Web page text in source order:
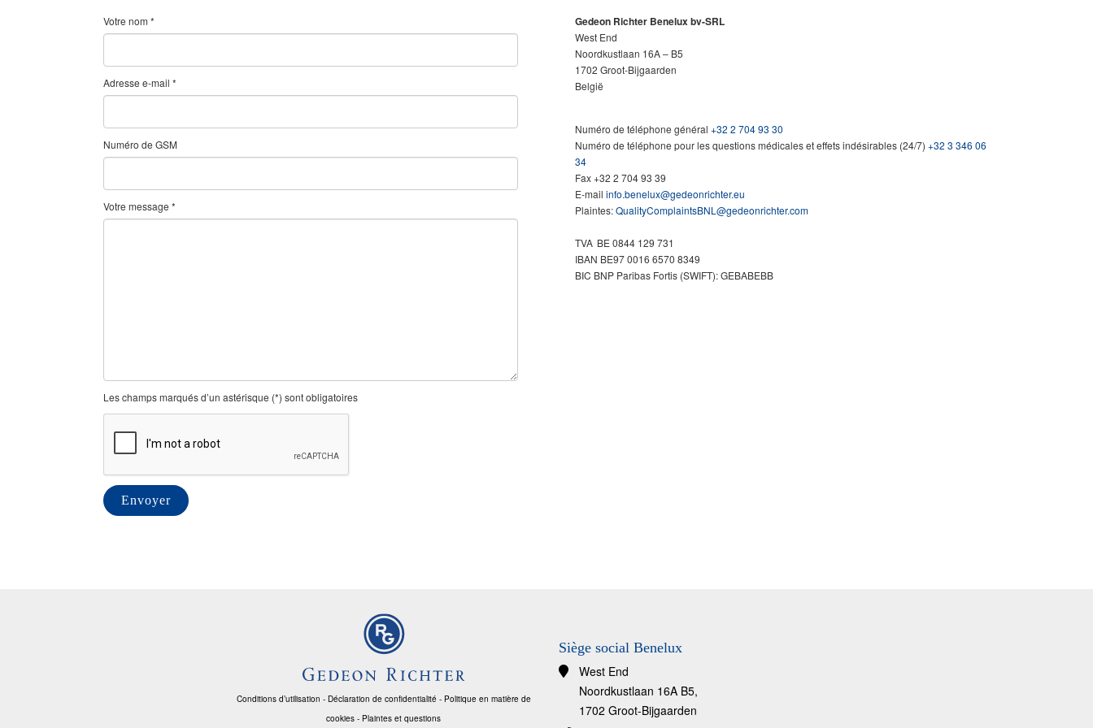
Votre nom *
Adresse e-mail *
Numéro de GSM
Votre message *
Les champs marqués d’un astérisque (*) sont obligatoires
Gedeon Richter Benelux bv-SRL
West End
Noordkustlaan 16A – B5
1702 Groot-Bijgaarden
België
Numéro de téléphone général +32 2 704 93 30
Numéro de téléphone pour les questions médicales et effets indésirables (24/7) +32 3 346 06
34
Fax+32 2 704 93 39
E-mail info.benelux@gedeonrichter.eu
Plaintes:QualityComplaintsBNL@gedeonrichter.com
TVA BE 0844 129 731
IBAN BE97 0016 6570 8349
BIC BNP Paribas Fortis (SWIFT): GEBABEBB
Conditions d’utilisation - Déclaration de confidentialité- Politique en matière de
cookies - Plaintes et questions
Siège social Benelux
West End
Noordkustlaan 16A B5,
1702 Groot-Bijgaarden